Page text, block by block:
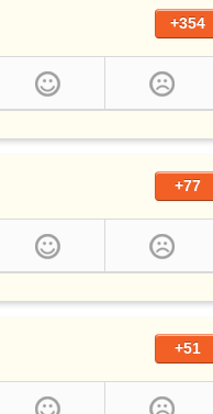
+354
+77
+51